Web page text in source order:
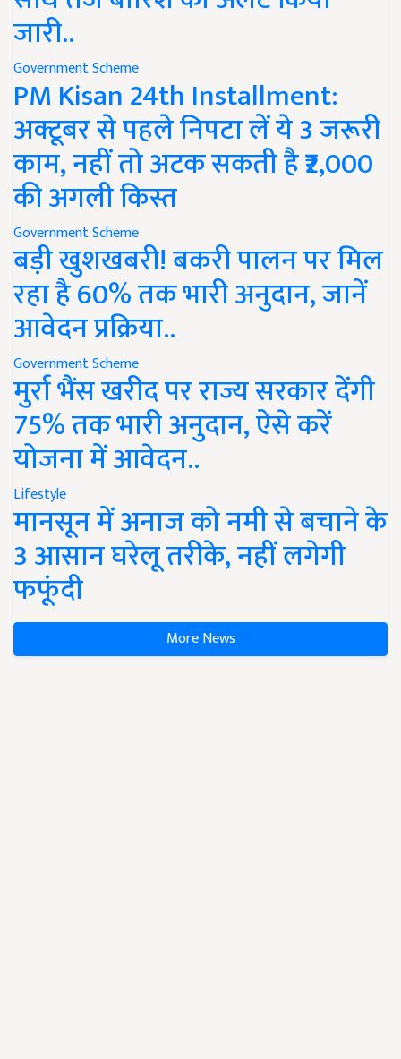
जारी..
Government Scheme
PM Kisan 24th Installment:
अक्टूबर से पहले निपटा लें ये 3 जरूरी
काम, नहीं तो अटक सकती है ₹2,000
की अगली किस्त
Government Scheme
बड़ी खुशखबरी! बकरी पालन पर मिल
रहा है 60% तक भारी अनुदान, जानें
आवेदन प्रक्रिया..
Government Scheme
मुर्रा भैंस खरीद पर राज्य सरकार देंगी
75% तक भारी अनुदान, ऐसे करें
योजना में आवेदन..
Lifestyle
मानसून में अनाज को नमी से बचाने के
3 आसान घरेलू तरीके, नहीं लगेगी
फफूंदी
More News